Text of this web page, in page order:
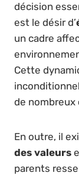
décision
est le désir d’
un cadre
Cette
de nombreux
En outre, il
des valeurs
parents